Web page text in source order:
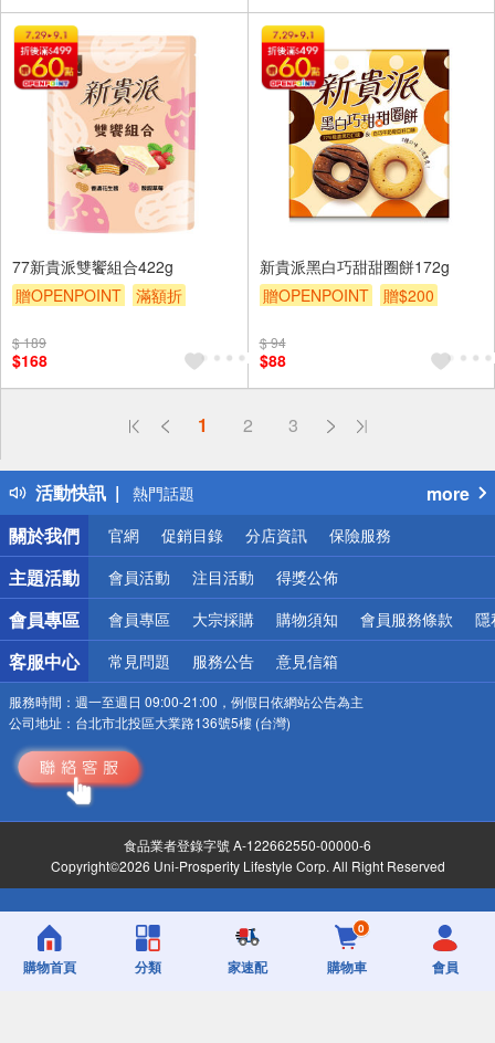
77新貴派雙饗組合422g
贈OPENPOINT
滿額折
$ 189
$168
新貴派黑白巧甜甜圈餅172g
贈OPENPOINT
贈$200
$ 94
$88
1 2 3
活動快訊
偏遠地區配送
得獎公告
熱門話題
銀行優惠
偏遠地區配送
詐騙網頁！請小心！
more
關於我們
官網 促銷目錄 分店資訊 保險服務
主題活動 會員活動 注目活動 得獎公佈
會員專區 會員專區 大宗採購 購物須知 會員服務條款 隱
客服中心 常見問題 服務公告 意見信箱
服務時間： 週一至週日 09:00-21:00，例假日依網站公告為主
公司地址： 台北市北投區大業路136號5樓 (台灣)
食品業者登錄字號 A-122662550-00000-6
Copyright©2026 Uni-Prosperity Lifestyle Corp. All Right Reserved
購物首頁 分類 家速配
0
購物車 會員